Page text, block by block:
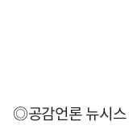
◎공감언론 뉴시스